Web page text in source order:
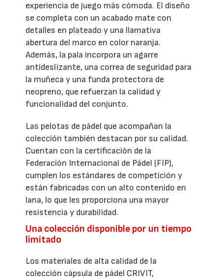
experiencia de juego más cómoda. El diseño
se completa con un acabado mate con
detalles en plateado y una llamativa
abertura del marco en color naranja.
Además, la pala incorpora un agarre
antideslizante, una correa de seguridad para
la muñeca y una funda protectora de
neopreno, que refuerzan la calidad y
funcionalidad del conjunto.
Las pelotas de pádel que acompañan la
colección también destacan por su calidad.
Cuentan con la certificación de la
Federación Internacional de Pádel (FIP),
cumplen los estándares de competición y
están fabricadas con un alto contenido en
lana, lo que les proporciona una mayor
resistencia y durabilidad.
Una colección disponible por un tiempo
limitado
Los materiales de alta calidad de la
colección cápsula de pádel CRIVIT,